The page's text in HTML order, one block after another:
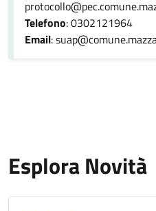
Telefono: 0302121964
Email:
Esplora Novità